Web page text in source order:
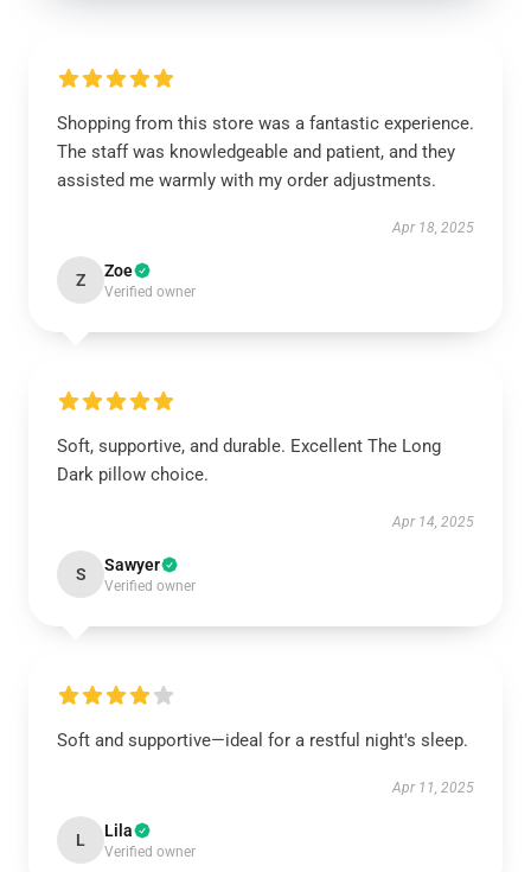
Shopping from this store was a fantastic experience.
The staff was knowledgeable and patient, and they
assisted me warmly with my order adjustments.
Apr 18, 2025
Z Zoe
Verified owner
Soft, supportive, and durable. Excellent The Long
Dark pillow choice.
Apr 14, 2025
S Sawyer
Verified owner
Soft and supportive—ideal for a restful night's sleep.
Apr 11, 2025
L Lila
Verified owner